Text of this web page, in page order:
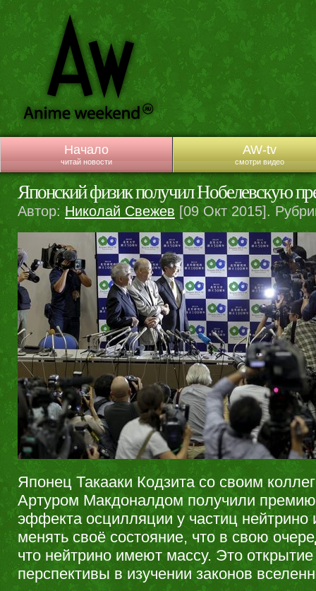
Начало
читай новости
AW-tv
смотри видео
Японский физик получил Нобелевскую
Автор: Николай Свежев [09 Окт 2015].
Японец Такааки Кодзита со своим
Артуром Макдоналдом получили
эффекта осцилляции у частиц нейтрино
менять своё состояние, что в свою
что нейтрино имеют массу. Это
перспективы в изучении законов